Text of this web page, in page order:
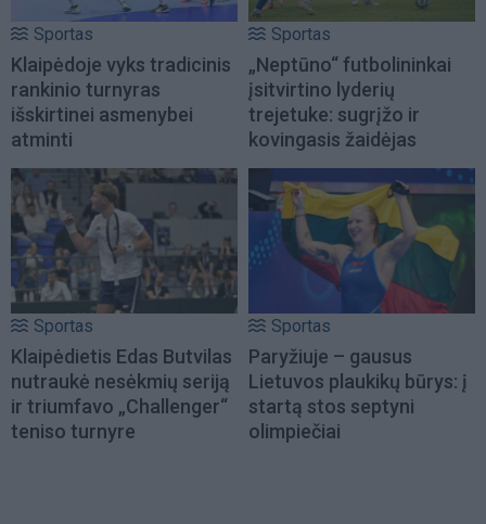
Sportas
Klaipėdoje vyks tradicinis
rankinio turnyras
išskirtinei asmenybei
atminti
Sportas
„Neptūno“ futbolininkai
įsitvirtino lyderių
trejetuke: sugrįžo ir
kovingasis žaidėjas
Sportas
Klaipėdietis Edas Butvilas
nutraukė nesėkmių seriją
ir triumfavo „Challenger“
teniso turnyre
Sportas
Paryžiuje – gausus
Lietuvos plaukikų būrys: į
startą stos septyni
olimpiečiai